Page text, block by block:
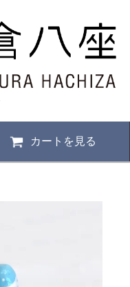
カートを見る